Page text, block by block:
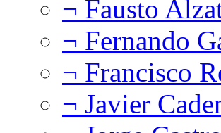
¬ Fausto
¬ Fernando
¬ Francisco
¬ Javier